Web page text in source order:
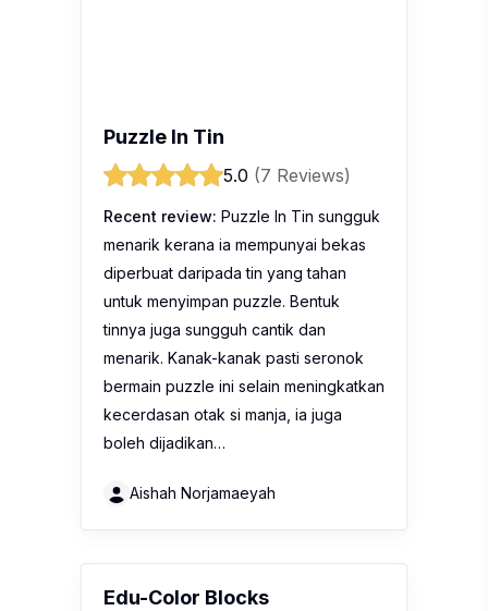
Puzzle In Tin
5.0 (7 Reviews)
Recent review: Puzzle In Tin sungguk
menarik kerana ia mempunyai bekas
diperbuat daripada tin yang tahan
untuk menyimpan puzzle. Bentuk
tinnya juga sungguh cantik dan
menarik. Kanak-kanak pasti seronok
bermain puzzle ini selain meningkatkan
kecerdasan otak si manja, ia juga
boleh dijadikan…
Aishah Norjamaeyah
Edu-Color Blocks